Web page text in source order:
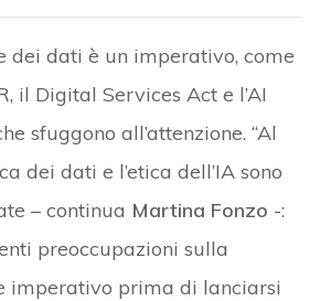
dei dati è un imperativo, come
il Digital Services Act e l’AI
sfuggono all’attenzione. “Al
dei dati e l’etica dell’IA sono
– continua Martina Fonzo -:
preoccupazioni sulla
imperativo prima di lanciarsi